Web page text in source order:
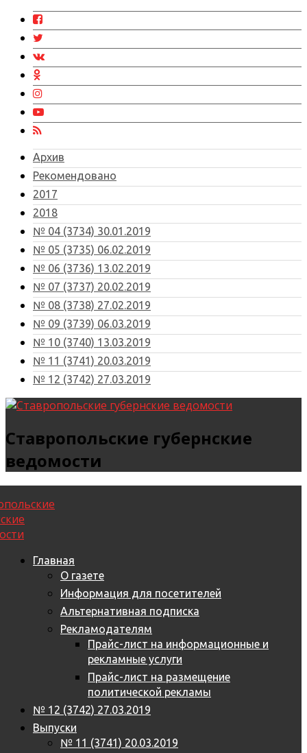
Архив
Рекомендовано
2017
2018
№ 04 (3734) 30.01.2019
№ 05 (3735) 06.02.2019
№ 06 (3736) 13.02.2019
№ 07 (3737) 20.02.2019
№ 08 (3738) 27.02.2019
№ 09 (3739) 06.03.2019
№ 10 (3740) 13.03.2019
№ 11 (3741) 20.03.2019
№ 12 (3742) 27.03.2019
Ставропольские губернские
ведомости
Главная
О газете
Информация для посетителей
Альтернативная подписка
Рекламодателям
Прайс-лист на информационные и
рекламные услуги
Прайс-лист на размещение
политической рекламы
№ 12 (3742) 27.03.2019
Выпуски
№ 11 (3741) 20.03.2019